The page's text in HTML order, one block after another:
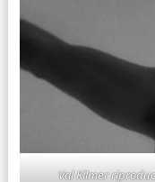
Val Kilmer